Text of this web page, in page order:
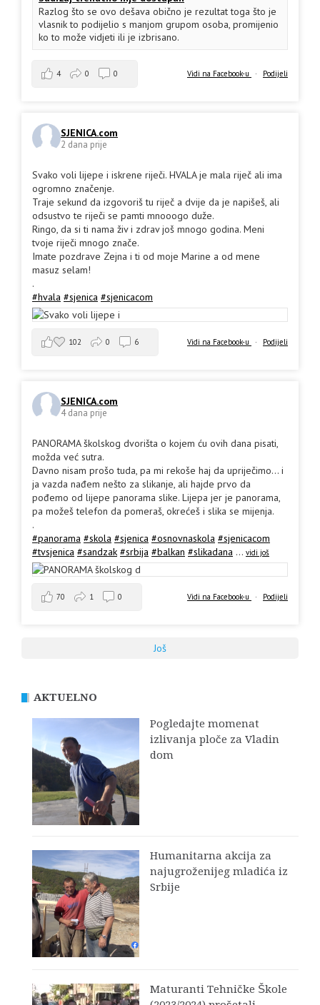
Razlog što se ovo dešava obično je rezultat toga što je
vlasnik to podijelio s manjom grupom osoba, promijenio
ko to može vidjeti ili je izbrisano.
Vidi na Facebook-u · Podijeli
4 0 0
SJENICA.com
2 dana prije
Svako voli lijepe i iskrene riječi. HVALA je mala riječ ali ima
ogromno značenje.
Traje sekund da izgovoriš tu riječ a dvije da je napišeš, ali
odsustvo te riječi se pamti mnooogo duže.
Ringo, da si ti nama živ i zdrav još mnogo godina. Meni
tvoje riječi mnogo znače.
Imate pozdrave Zejna i ti od moje Marine a od mene
masuz selam!
.
#hvala #sjenica #sjenicacom
Vidi na Facebook-u · Podijeli
102 0 6
SJENICA.com
4 dana prije
PANORAMA školskog dvorišta o kojem ću ovih dana pisati,
možda već sutra.
Davno nisam prošo tuda, pa mi rekoše haj da upriječimo... i
ja vazda nađem nešto za slikanje, ali hajde prvo da
pođemo od lijepe panorama slike. Lijepa jer je panorama,
pa možeš telefon da pomeraš, okrećeš i slika se mijenja.
.
#panorama #skola #sjenica #osnovnaskola #sjenicacom
#tvsjenica #sandzak #srbija #balkan #slikadana ... vidi još
Vidi na Facebook-u · Podijeli
70 1 0
Još
AKTUELNO
Pogledajte momenat
izlivanja ploče za Vladin
dom
Humanitarna akcija za
najugroženijeg mladića iz
Srbije
Maturanti Tehničke Škole